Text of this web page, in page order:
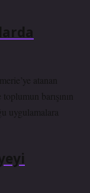
atanan
barışının
uygulamalara